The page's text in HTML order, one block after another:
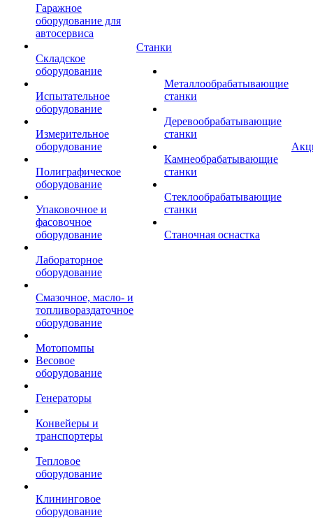
Гаражное
оборудование для
автосервиса
Складское
оборудование
Испытательное
оборудование
Измерительное
оборудование
Полиграфическое
оборудование
Упаковочное и
фасовочное
оборудование
Лабораторное
оборудование
Смазочное, масло- и
топливораздаточное
оборудование
Мотопомпы
Весовое
оборудование
Генераторы
Конвейеры и
транспортеры
Тепловое
оборудование
Клининговое
оборудование
Станки
Металлообрабатывающие
станки
Деревообрабатывающие
станки
Камнеобрабатывающие
станки
Стеклообрабатывающие
станки
Станочная оснастка